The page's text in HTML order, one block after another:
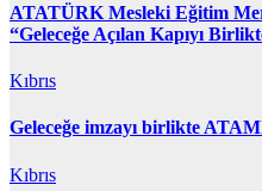
ATATÜRK Mesleki Eğitim
“Geleceğe Açılan Kapıyı
Kıbrıs
Geleceğe imzayı birlikte
Kıbrıs